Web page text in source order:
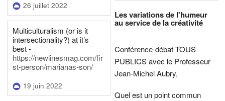
26 juillet 2022
Multiculturalism (or is it
intersectionality?) at it’s
best -
https://newlinesmag.com/fir
st-person/marianas-son/
19 juin 2022
Les variations de l'humeur
au service de la créativité
Conférence-débat TOUS
PUBLICS avec le Professeur
Jean-Michel Aubry,
Quel est un point commun